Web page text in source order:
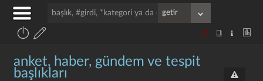
anket, haber, gündem ve tespit
başlıkları